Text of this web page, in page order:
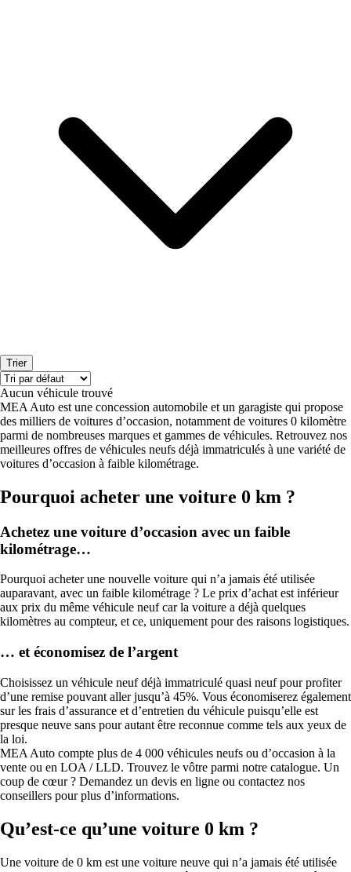
Trier
Aucun véhicule trouvé
MEA Auto est une concession automobile et un garagiste qui propose
des milliers de voitures d’occasion, notamment de voitures 0 kilomètre
parmi de nombreuses marques et gammes de véhicules. Retrouvez nos
meilleures offres de véhicules neufs déjà immatriculés à une variété de
voitures d’occasion à faible kilométrage.
Pourquoi acheter une voiture 0 km ?
Achetez une voiture d’occasion avec un faible
kilométrage…
Pourquoi acheter une nouvelle voiture qui n’a jamais été utilisée
auparavant, avec un faible kilométrage ? Le prix d’achat est inférieur
aux prix du même véhicule neuf car la voiture a déjà quelques
kilomètres au compteur, et ce, uniquement pour des raisons logistiques.
… et économisez de l’argent
Choisissez un véhicule neuf déjà immatriculé quasi neuf pour profiter
d’une remise pouvant aller jusqu’à 45%. Vous économiserez également
sur les frais d’assurance et d’entretien du véhicule puisqu’elle est
presque neuve sans pour autant être reconnue comme tels aux yeux de
la loi.
MEA Auto compte plus de 4 000 véhicules neufs ou d’occasion à la
vente ou en LOA / LLD. Trouvez le vôtre parmi notre catalogue. Un
coup de cœur ? Demandez un devis en ligne ou contactez nos
conseillers pour plus d’informations.
Qu’est-ce qu’une voiture 0 km ?
Une voiture de 0 km est une voiture neuve qui n’a jamais été utilisée